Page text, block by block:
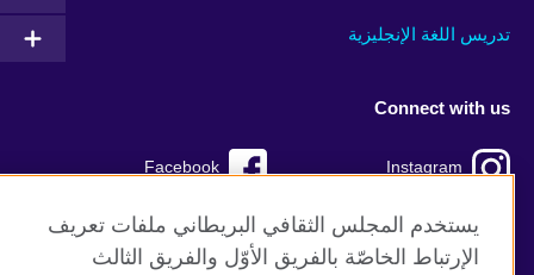
تدريس اللغة الإنجليزية
Connect with us
Facebook Instagram
TikTok Twitter
Youtube
يستخدم المجلس الثقافي البريطاني ملفات تعريف
الإرتباط الخاصّة بالفريق الأوّل والفريق الثالث